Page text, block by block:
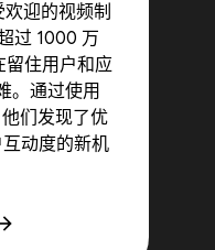
迎的视频制
过 1000 万
留住用户和应
。通过使用
们发现了优
动度的新机